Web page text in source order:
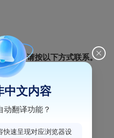
询问，请按以下方式联系。
人民法院
大道58号
中文内容
动翻译功能？
快速呈现对应浏览器设